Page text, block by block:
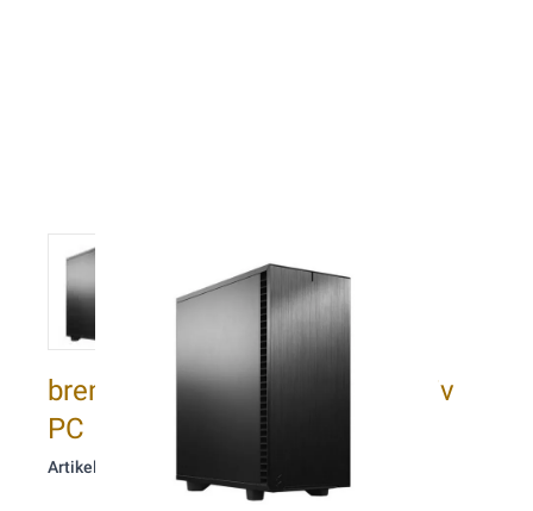
brentford O129 Intel Semipassiv
PC
Artikelnummer: 129